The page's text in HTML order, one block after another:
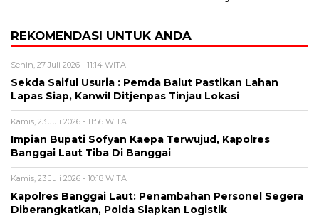
REKOMENDASI UNTUK ANDA
Senin, 27 Juli 2026 - 11:14 WITA
Sekda Saiful Usuria : Pemda Balut Pastikan Lahan
Lapas Siap, Kanwil Ditjenpas Tinjau Lokasi
Kamis, 23 Juli 2026 - 11:56 WITA
Impian Bupati Sofyan Kaepa Terwujud, Kapolres
Banggai Laut Tiba Di Banggai
Kamis, 23 Juli 2026 - 10:18 WITA
Kapolres Banggai Laut: Penambahan Personel Segera
Diberangkatkan, Polda Siapkan Logistik